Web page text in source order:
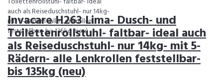
Invacare H263 Lima- Dusch- und
Toilettenrollstuhl- faltbar- ideal auch
als Reiseduschstuhl- nur 14kg- mit 5-
Rädern- alle Lenkrollen feststellbar-
bis 135kg (neu)